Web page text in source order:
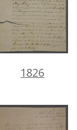
1826